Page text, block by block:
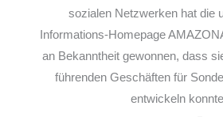
sozialen Netzwerken hat die
Informations-Homepage
an Bekanntheit gewonnen, dass
führenden Geschäften für
entwickeln